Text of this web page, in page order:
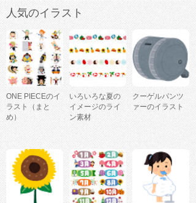
人気のイラスト
ONE PIECEのイ
ラスト（まと
め）
いろいろな夏の
イメージのライ
ン素材
クーゲルパンツ
ァーのイラスト